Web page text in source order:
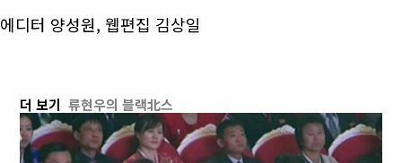
에디터 양성원, 웹편집 김상일
더 보기 류현우의 블랙北스